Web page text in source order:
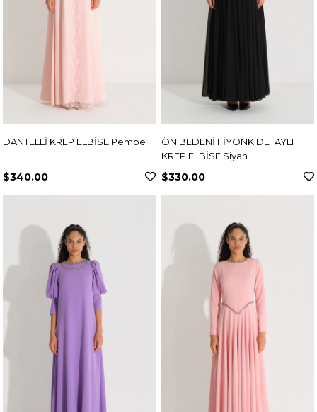
DANTELLİ KREP ELBİSE Pembe
$340.00
ÖN BEDENİ FİYONK DETAYLI
KREP ELBİSE Siyah
$330.00